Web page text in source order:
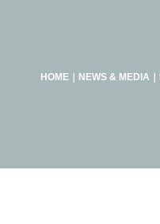
HOME｜ NEWS & MEDIA